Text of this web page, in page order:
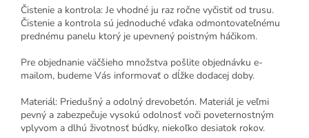
Čistenie a kontrola: Je vhodné ju raz ročne vyčistiť od trusu.
Čistenie a kontrola sú jednoduché vďaka odmontovateľnému
prednému panelu ktorý je upevnený poistným háčikom.
Pre objednanie väčšieho množstva pošlite objednávku e-
mailom, budeme Vás informovať o dĺžke dodacej doby.
Materiál: Priedušný a odolný drevobetón. Materiál je veľmi
pevný a zabezpečuje vysokú odolnosť voči poveternostným
vplyvom a dlhú životnosť búdky, niekoľko desiatok rokov.